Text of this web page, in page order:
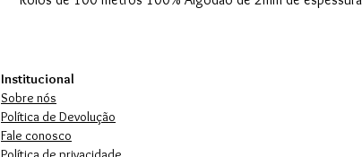
Institucional
Sobre nós
Política de Devolução
Fale conosco